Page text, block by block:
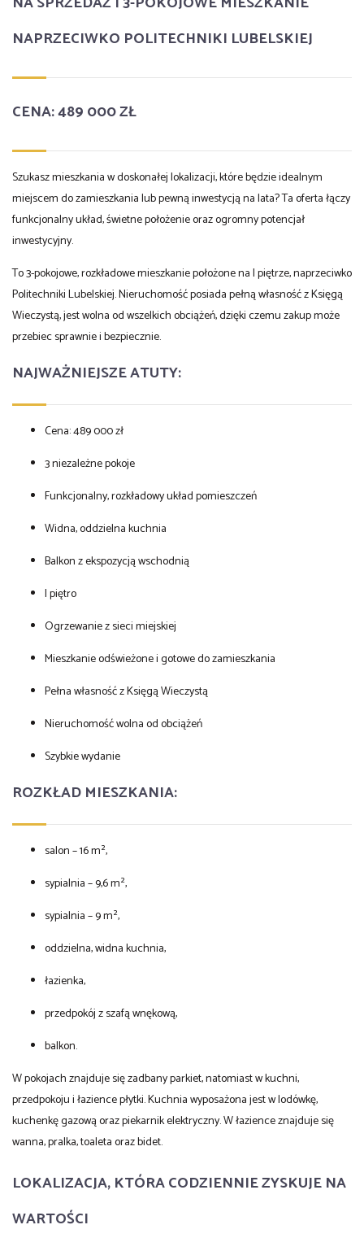
NAPRZECIWKO POLITECHNIKI LUBELSKIEJ
CENA: 489 000 ZŁ
Szukasz mieszkania w doskonałej lokalizacji, które będzie idealnym
miejscem do zamieszkania lub pewną inwestycją na lata? Ta oferta łączy
funkcjonalny układ, świetne położenie oraz ogromny potencjał
inwestycyjny.
To 3-pokojowe, rozkładowe mieszkanie położone na I piętrze, naprzeciwko
Politechniki Lubelskiej. Nieruchomość posiada pełną własność z Księgą
Wieczystą, jest wolna od wszelkich obciążeń, dzięki czemu zakup może
przebiec sprawnie i bezpiecznie.
NAJWAŻNIEJSZE ATUTY:
Cena: 489 000 zł
3 niezależne pokoje
Funkcjonalny, rozkładowy układ pomieszczeń
Widna, oddzielna kuchnia
Balkon z ekspozycją wschodnią
I piętro
Ogrzewanie z sieci miejskiej
Mieszkanie odświeżone i gotowe do zamieszkania
Pełna własność z Księgą Wieczystą
Nieruchomość wolna od obciążeń
Szybkie wydanie
ROZKŁAD MIESZKANIA:
salon – 16 m²,
sypialnia – 9,6 m²,
sypialnia – 9 m²,
oddzielna, widna kuchnia,
łazienka,
przedpokój z szafą wnękową,
balkon.
W pokojach znajduje się zadbany parkiet, natomiast w kuchni,
przedpokoju i łazience płytki. Kuchnia wyposażona jest w lodówkę,
kuchenkę gazową oraz piekarnik elektryczny. W łazience znajduje się
wanna, pralka, toaleta oraz bidet.
LOKALIZACJA, KTÓRA CODZIENNIE ZYSKUJE NA
WARTOŚCI